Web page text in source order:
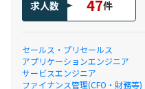
求人数 47件
セールス・プリセールス
アプリケーションエンジニア
サービスエンジニア
ファイナンス管理(CFO・財務等)